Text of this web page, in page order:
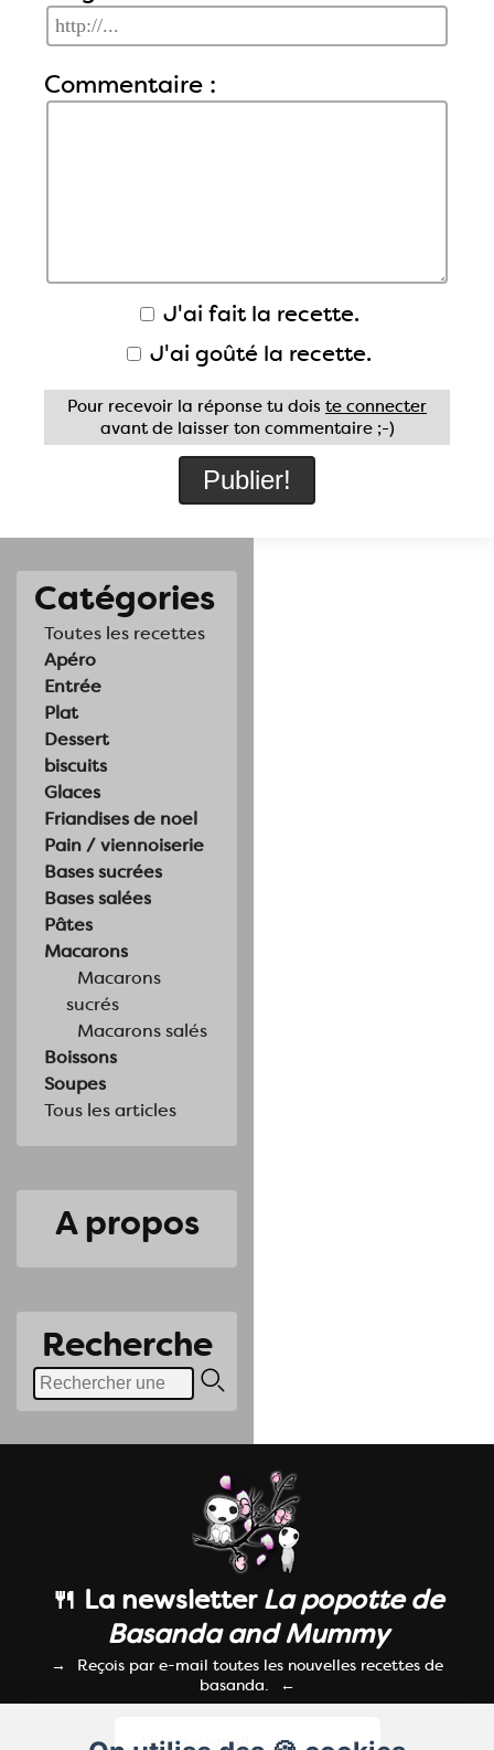
Catégories
Toutes les recettes
Apéro
Entrée
Plat
Dessert
biscuits
Glaces
Friandises de noel
Pain / viennoiserie
Bases sucrées
Bases salées
Pâtes
Macarons
Macarons
sucrés
Macarons salés
Boissons
Soupes
Tous les articles
A propos
Recherche
Commentaire :
J'ai fait la recette.
J'ai goûté la recette.
Pour recevoir la réponse tu dois te connecter
avant de laisser ton commentaire ;-)
🍴 La newsletterLa popotte de
Basanda and Mummy
Reçois par e-mail toutes les nouvelles recettes de
basanda.